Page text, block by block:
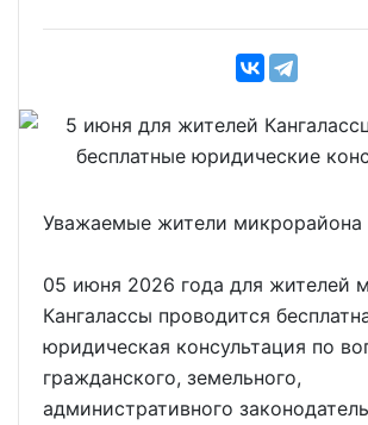
Уважаемые жители микрорайона
05 июня 2026 года для жителей
Кангалассы проводится
юридическая консультация по
гражданского, земельного,
административного